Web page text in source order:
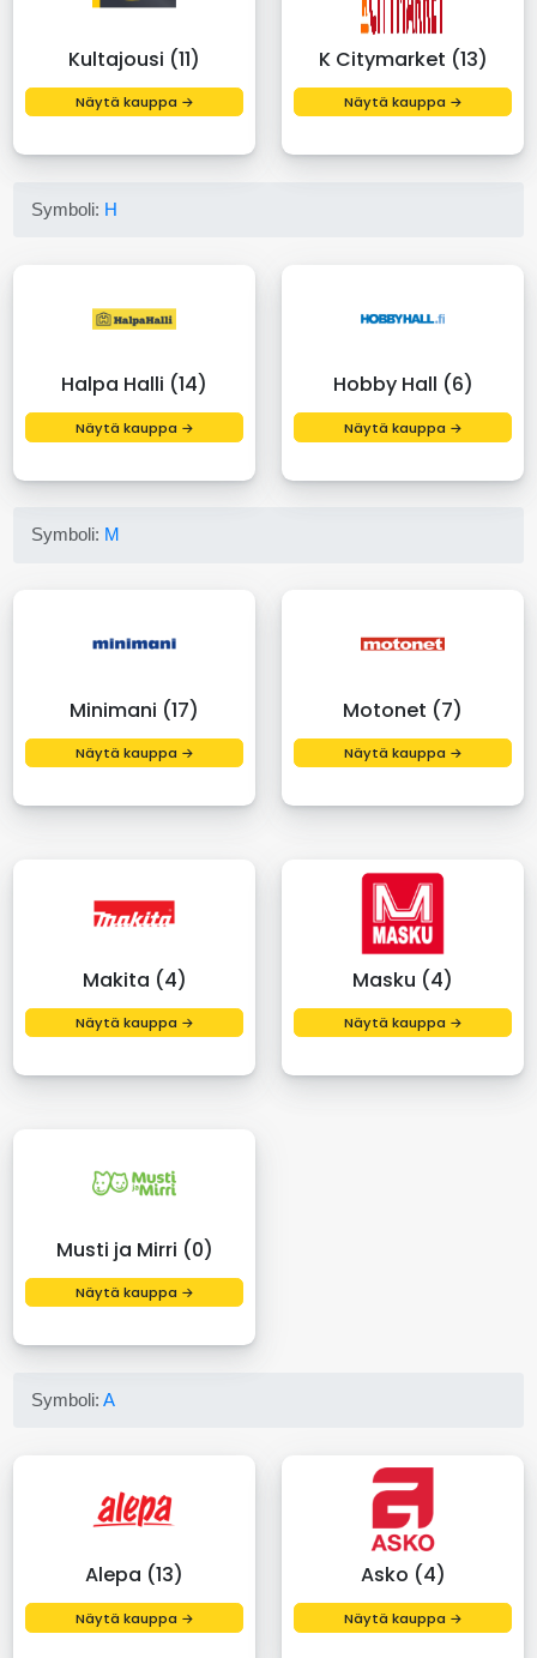
Kultajousi (11)
Näytä kauppa →
K Citymarket (13)
Näytä kauppa →
Symboli: H
Halpa Halli (14)
Näytä kauppa →
Hobby Hall (6)
Näytä kauppa →
Symboli: M
Minimani (17)
Näytä kauppa →
Motonet (7)
Näytä kauppa →
Makita (4)
Näytä kauppa →
Masku (4)
Näytä kauppa →
Musti ja Mirri (0)
Näytä kauppa →
Symboli:A
Alepa (13)
Näytä kauppa →
Asko (4)
Näytä kauppa →